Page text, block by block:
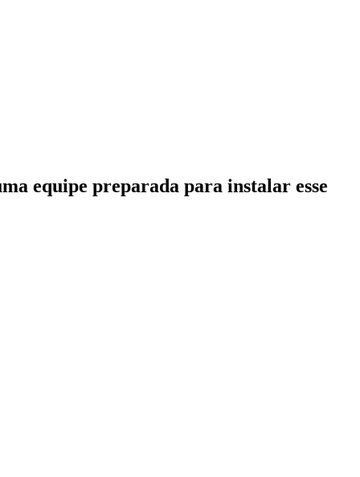
equipe preparada para instalar esse